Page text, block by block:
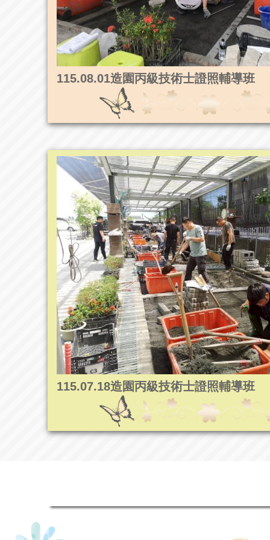
115.08.01造園丙級技術士證照輔導班
115.07.18造園丙級技術士證照輔導班